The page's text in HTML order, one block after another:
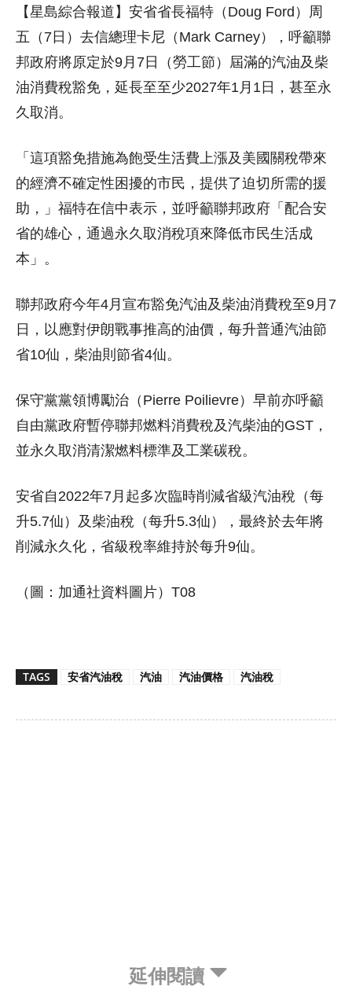
【星島綜合報道】安省省長福特（Doug Ford）周
五（7日）去信總理卡尼（Mark Carney），呼籲聯
邦政府將原定於9月7日（勞工節）屆滿的汽油及柴
油消費稅豁免，延長至至少2027年1月1日，甚至永
久取消。
「這項豁免措施為飽受生活費上漲及美國關稅帶來
的經濟不確定性困擾的市民，提供了迫切所需的援
助，」福特在信中表示，並呼籲聯邦政府「配合安
省的雄心，通過永久取消稅項來降低市民生活成
本」。
聯邦政府今年4月宣布豁免汽油及柴油消費稅至9月7
日，以應對伊朗戰事推高的油價，每升普通汽油節
省10仙，柴油則節省4仙。
保守黨黨領博勵治（Pierre Poilievre）早前亦呼籲
自由黨政府暫停聯邦燃料消費稅及汽柴油的GST，
並永久取消清潔燃料標準及工業碳稅。
安省自2022年7月起多次臨時削減省級汽油稅（每
升5.7仙）及柴油稅（每升5.3仙），最終於去年將
削減永久化，省級稅率維持於每升9仙。
（圖：加通社資料圖片）T08
TAGS 安省汽油稅 汽油 汽油價格 汽油稅
延伸閱讀